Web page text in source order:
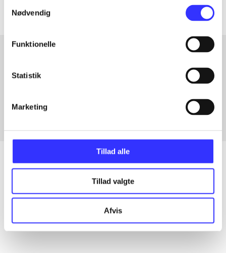
Nødvendig
Funktionelle
Statistik
Marketing
Tillad alle
Tillad valgte
Afvis
Artikler med samme emner
Artikler
...